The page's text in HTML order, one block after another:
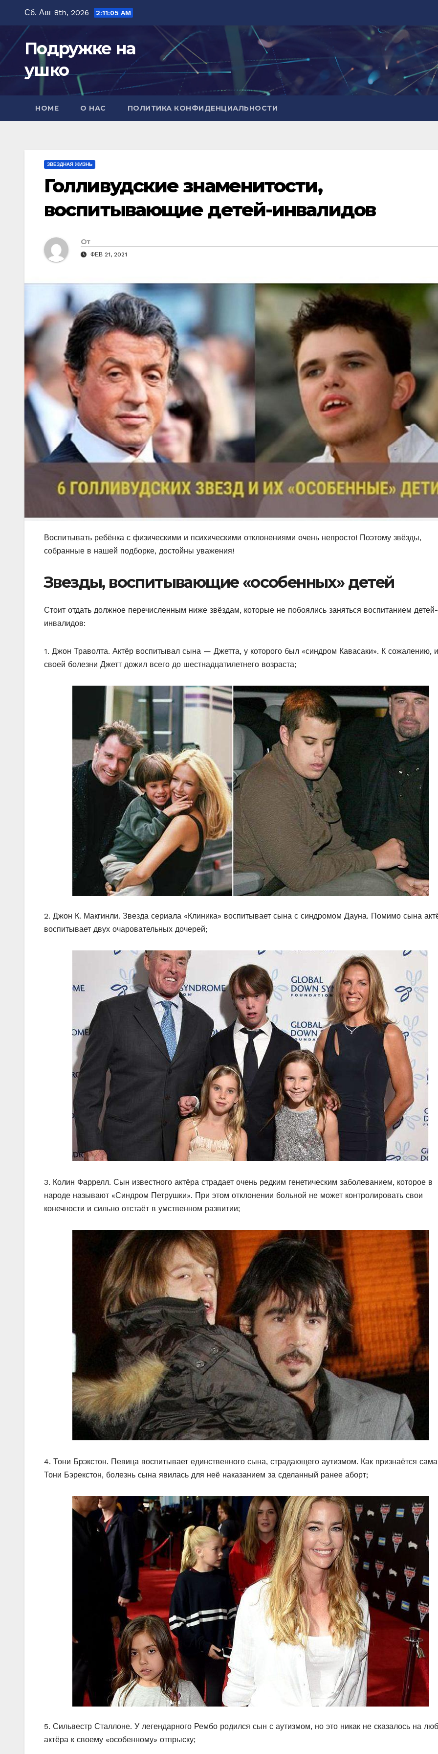
содержимому
Сб. Авг 8th, 2026 2:11:07 AM
Подружке на
ушко
HOME О НАС ПОЛИТИКА КОНФИДЕНЦИАЛЬНОСТИ
ЗВЕЗДНАЯ ЖИЗНЬ
Голливудские знаменитости,
воспитывающие детей-инвалидов
От
ФЕВ 21, 2021
Воспитывать ребёнка с физическими и психическими отклонениями очень непросто! Поэтому звёзды,
собранные в нашей подборке, достойны уважения!
Звезды, воспитывающие «особенных» детей
Стоит отдать должное перечисленным ниже звёздам, которые не побоялись заняться воспитанием детей-
инвалидов:
1. Джон Траволта. Актёр воспитывал сына — Джетта, у которого был «синдром Кавасаки». К сожалению,
своей болезни Джетт дожил всего до шестнадцатилетнего возраста;
2. Джон К. Макгинли. Звезда сериала «Клиника» воспитывает сына с синдромом Дауна. Помимо сына
воспитывает двух очаровательных дочерей;
3. Колин Фаррелл. Сын известного актёра страдает очень редким генетическим заболеванием, которое в
народе называют «Синдром Петрушки». При этом отклонении больной не может контролировать свои
конечности и сильно отстаёт в умственном развитии;
4. Тони Брэкстон. Певица воспитывает единственного сына, страдающего аутизмом. Как признаётся сама
Тони Бэрекстон, болезнь сына явилась для неё наказанием за сделанный ранее аборт;
5. Сильвестр Сталлоне. У легендарного Рембо родился сын с аутизмом, но это никак не сказалось на
актёра к своему «особенному» отпрыску;